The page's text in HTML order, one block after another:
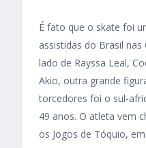
É fato que o skate foi
assistidas do Brasil nas
lado de Rayssa Leal,
Akio, outra grande
torcedores foi o sul-
49 anos. O atleta vem
os Jogos de Tóquio,